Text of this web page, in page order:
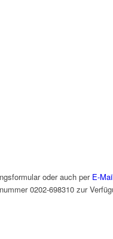
oder auch per E-Mail
0202-698310 zur